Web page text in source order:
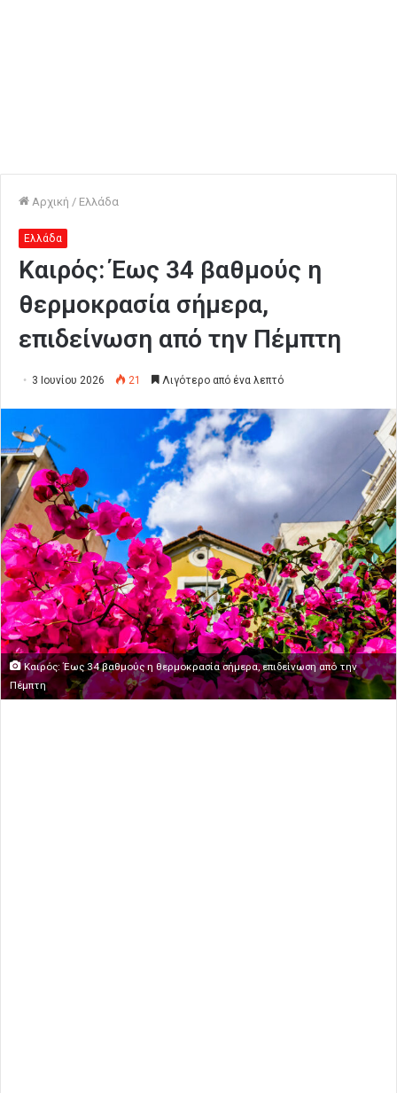
Αρχική / Ελλάδα
Ελλάδα
Καιρός: Έως 34 βαθμούς η
θερμοκρασία σήμερα,
επιδείνωση από την Πέμπτη
3 Ιουνίου 2026 21 Λιγότερο από ένα λεπτό
Καιρός: Έως 34 βαθμούς η θερμοκρασία σήμερα, επιδείνωση από την
Πέμπτη